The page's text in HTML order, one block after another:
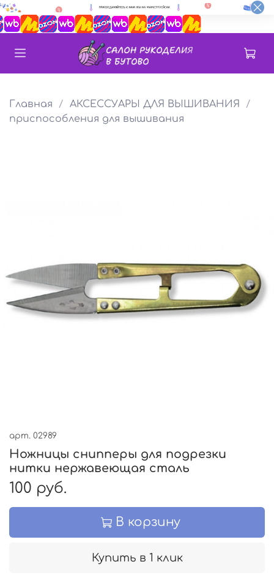
Главная
АКСЕССУАРЫ ДЛЯ ВЫШИВАНИЯ
приспособления для вышивания
арт. 02989
Ножницы снипперы для подрезки
нитки нержавеющая сталь
100 руб.
В корзину
Купить в 1 клик